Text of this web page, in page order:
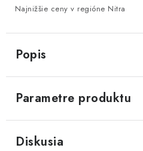
Najnižšie ceny v regióne Nitra
Popis
Parametre produktu
Diskusia